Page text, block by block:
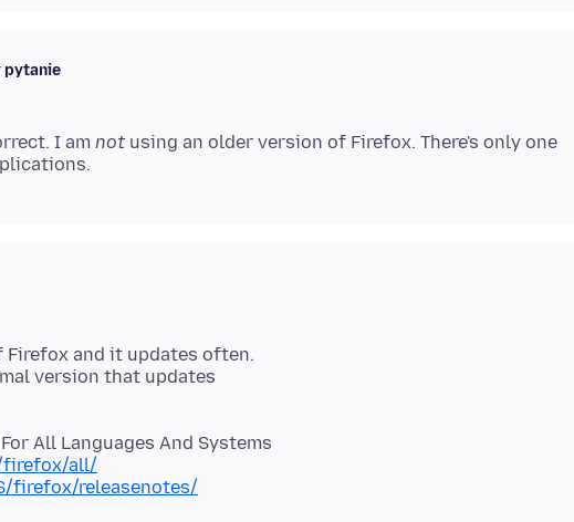
pytanie
I am not using an older version of Firefox. There's only one
Firefox and it updates often.
version that updates
firefox/all/
firefox/releasenotes/